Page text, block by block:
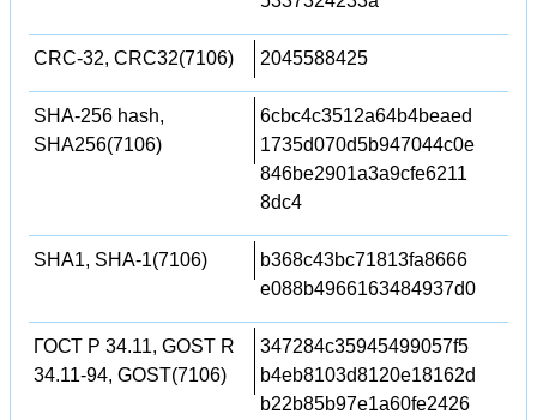
CRC-32, CRC32(7106) 2045588425
SHA-256 hash,
SHA256(7106)
6cbc4c3512a64b4beaed
1735d070d5b947044c0e
846be2901a3a9cfe6211
8dc4
SHA1, SHA-1(7106)
b368c43bc71813fa8666
e088b4966163484937d0
ГОСТ Р 34.11, GOST R
34.11-94, GOST(7106)
347284c35945499057f5
b4eb8103d8120e18162d
b22b85b97e1a60fe2426